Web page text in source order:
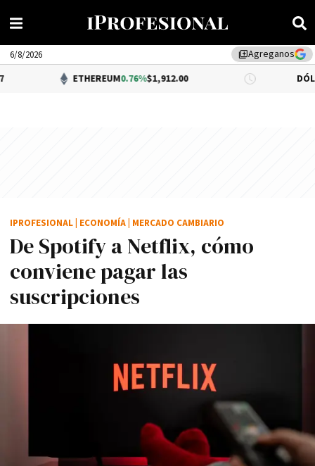
library_addAgreganos
6/8/2026
0.76%$1,912.00 DÓLAR BNA 0.34%
De Spotify a Netflix, cómo
conviene pagar las
suscripciones
IPROFESIONAL ECONOMÍA MERCADO CAMBIARIO